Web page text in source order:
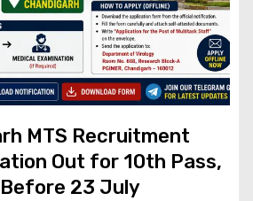
MTS Recruitment
Out for 10th Pass,
23 July